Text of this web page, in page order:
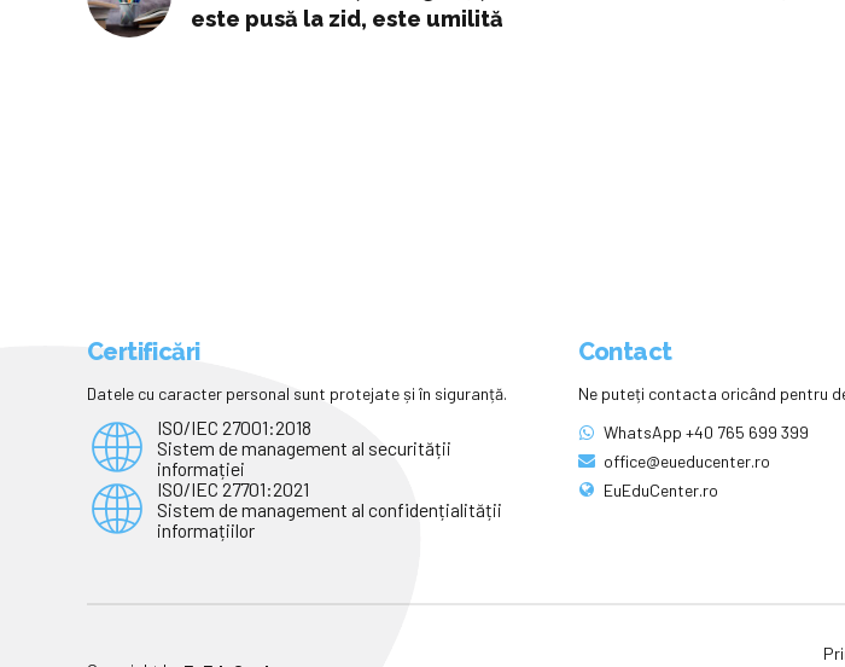
este pusă la zid, este umilită
Certificări
Datele cu caracter personal sunt protejate și în siguranță.
ISO/IEC 27001:2018
Sistem de management al securității
informației
ISO/IEC 27701:2021
Sistem de management al confidențialității
informațiilor
Contact
Ne puteți contacta oricând pentru
WhatsApp +40 765 699 399
office@eueducenter.ro
EuEduCenter.ro